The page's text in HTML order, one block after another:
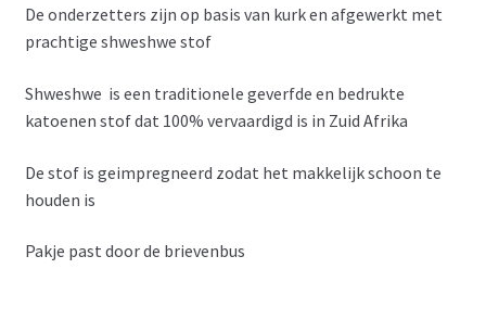
De onderzetters zijn op basis van kurk en afgewerkt met
prachtige shweshwe stof
Shweshwe is een traditionele geverfde en bedrukte
katoenen stof dat 100% vervaardigd is in Zuid Afrika
De stof is geimpregneerd zodat het makkelijk schoon te
houden is
Pakje past door de brievenbus